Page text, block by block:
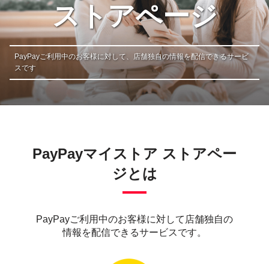
ストアページ
PayPayご利用中のお客様に対して、 店舗独自の情報を配信できるサービ
スです
PayPayマイストア ストアペー
ジとは
PayPayご利用中のお客様に対して店舗独自の
情報を配信できるサービスです。